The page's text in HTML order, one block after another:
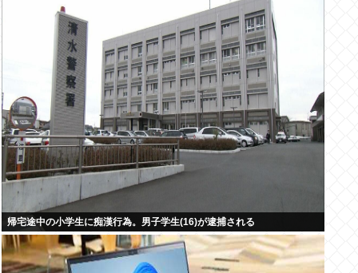
帰宅途中の小学生に痴漢行為。男子学生(16)が逮捕される